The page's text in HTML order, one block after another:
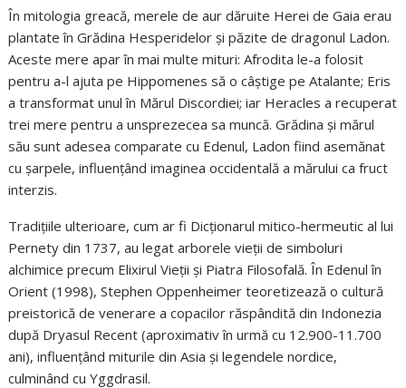
În mitologia greacă, merele de aur dăruite Herei de Gaia erau
plantate în Grădina Hesperidelor și păzite de dragonul Ladon.
Aceste mere apar în mai multe mituri: Afrodita le-a folosit
pentru a-l ajuta pe Hippomenes să o câștige pe Atalante; Eris
a transformat unul în Mărul Discordiei; iar Heracles a recuperat
trei mere pentru a unsprezecea sa muncă. Grădina și mărul
său sunt adesea comparate cu Edenul, Ladon fiind asemănat
cu șarpele, influențând imaginea occidentală a mărului ca fruct
interzis.
Tradițiile ulterioare, cum ar fi Dicționarul mitico-hermeutic al lui
Pernety din 1737, au legat arborele vieții de simboluri
alchimice precum Elixirul Vieții și Piatra Filosofală. În Edenul în
Orient (1998), Stephen Oppenheimer teoretizează o cultură
preistorică de venerare a copacilor răspândită din Indonezia
după Dryasul Recent (aproximativ în urmă cu 12.900-11.700
ani), influențând miturile din Asia și legendele nordice,
culminând cu Yggdrasil.